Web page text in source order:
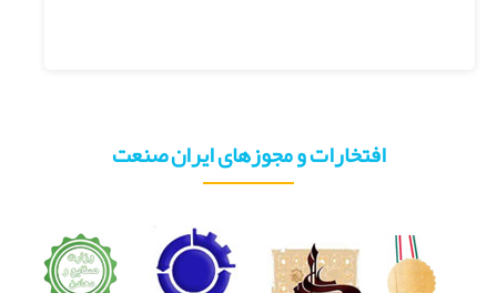
افتخارات و مجوزهای ایران صنعت